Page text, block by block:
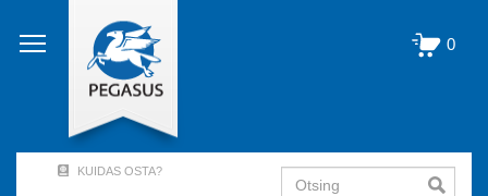
edasi
põhisisu
0
KUIDAS OSTA? Otsing